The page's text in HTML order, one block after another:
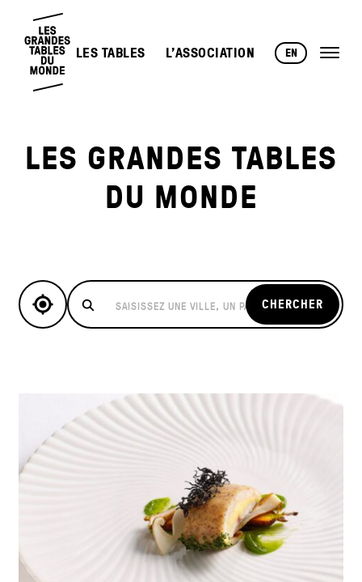
LES TABLES L’ASSOCIATION EN
LES GRANDES TABLES
DU MONDE
CHERCHER